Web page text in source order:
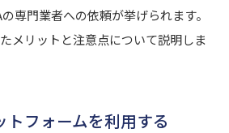
専門業者への依頼が挙げられます。
メリットと注意点について説明しま
トフォームを利用する